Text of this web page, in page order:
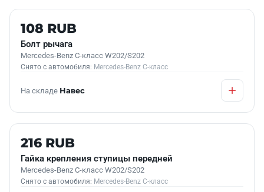
Б/У В НАЛИЧИИ
108 RUB
Болт рычага
Mercedes-Benz C-класс W202/S202
Снято с автомобиля: Mercedes-Benz C-класс
На складе Навес
Б/У В НАЛИЧИИ
216 RUB
Гайка крепления ступицы передней
Mercedes-Benz C-класс W202/S202
Снято с автомобиля: Mercedes-Benz C-класс